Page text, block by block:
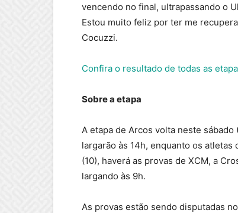
vencendo no final, ultrapassando o
Estou muito feliz por ter me
Cocuzzi.
Confira o resultado de todas as
Sobre a etapa
A etapa de Arcos volta neste
largarão às 14h, enquanto os
(10), haverá as provas de XCM, a
largando às 9h.
As provas estão sendo disputadas